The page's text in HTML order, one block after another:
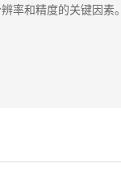
率和精度的关键因素。